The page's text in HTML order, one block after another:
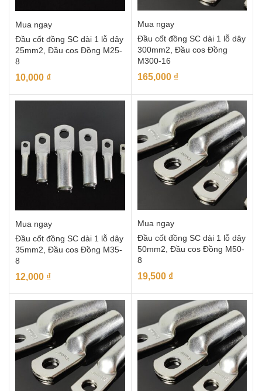
Mua ngay
Đầu cốt đồng SC dài 1 lỗ dây
25mm2, Đầu cos Đồng M25-
8
10,000 ₫
Mua ngay
Đầu cốt đồng SC dài 1 lỗ dây
300mm2, Đầu cos Đồng
M300-16
165,000 ₫
Mua ngay
Đầu cốt đồng SC dài 1 lỗ dây
35mm2, Đầu cos Đồng M35-
8
12,000 ₫
Mua ngay
Đầu cốt đồng SC dài 1 lỗ dây
50mm2, Đầu cos Đồng M50-
8
19,500 ₫